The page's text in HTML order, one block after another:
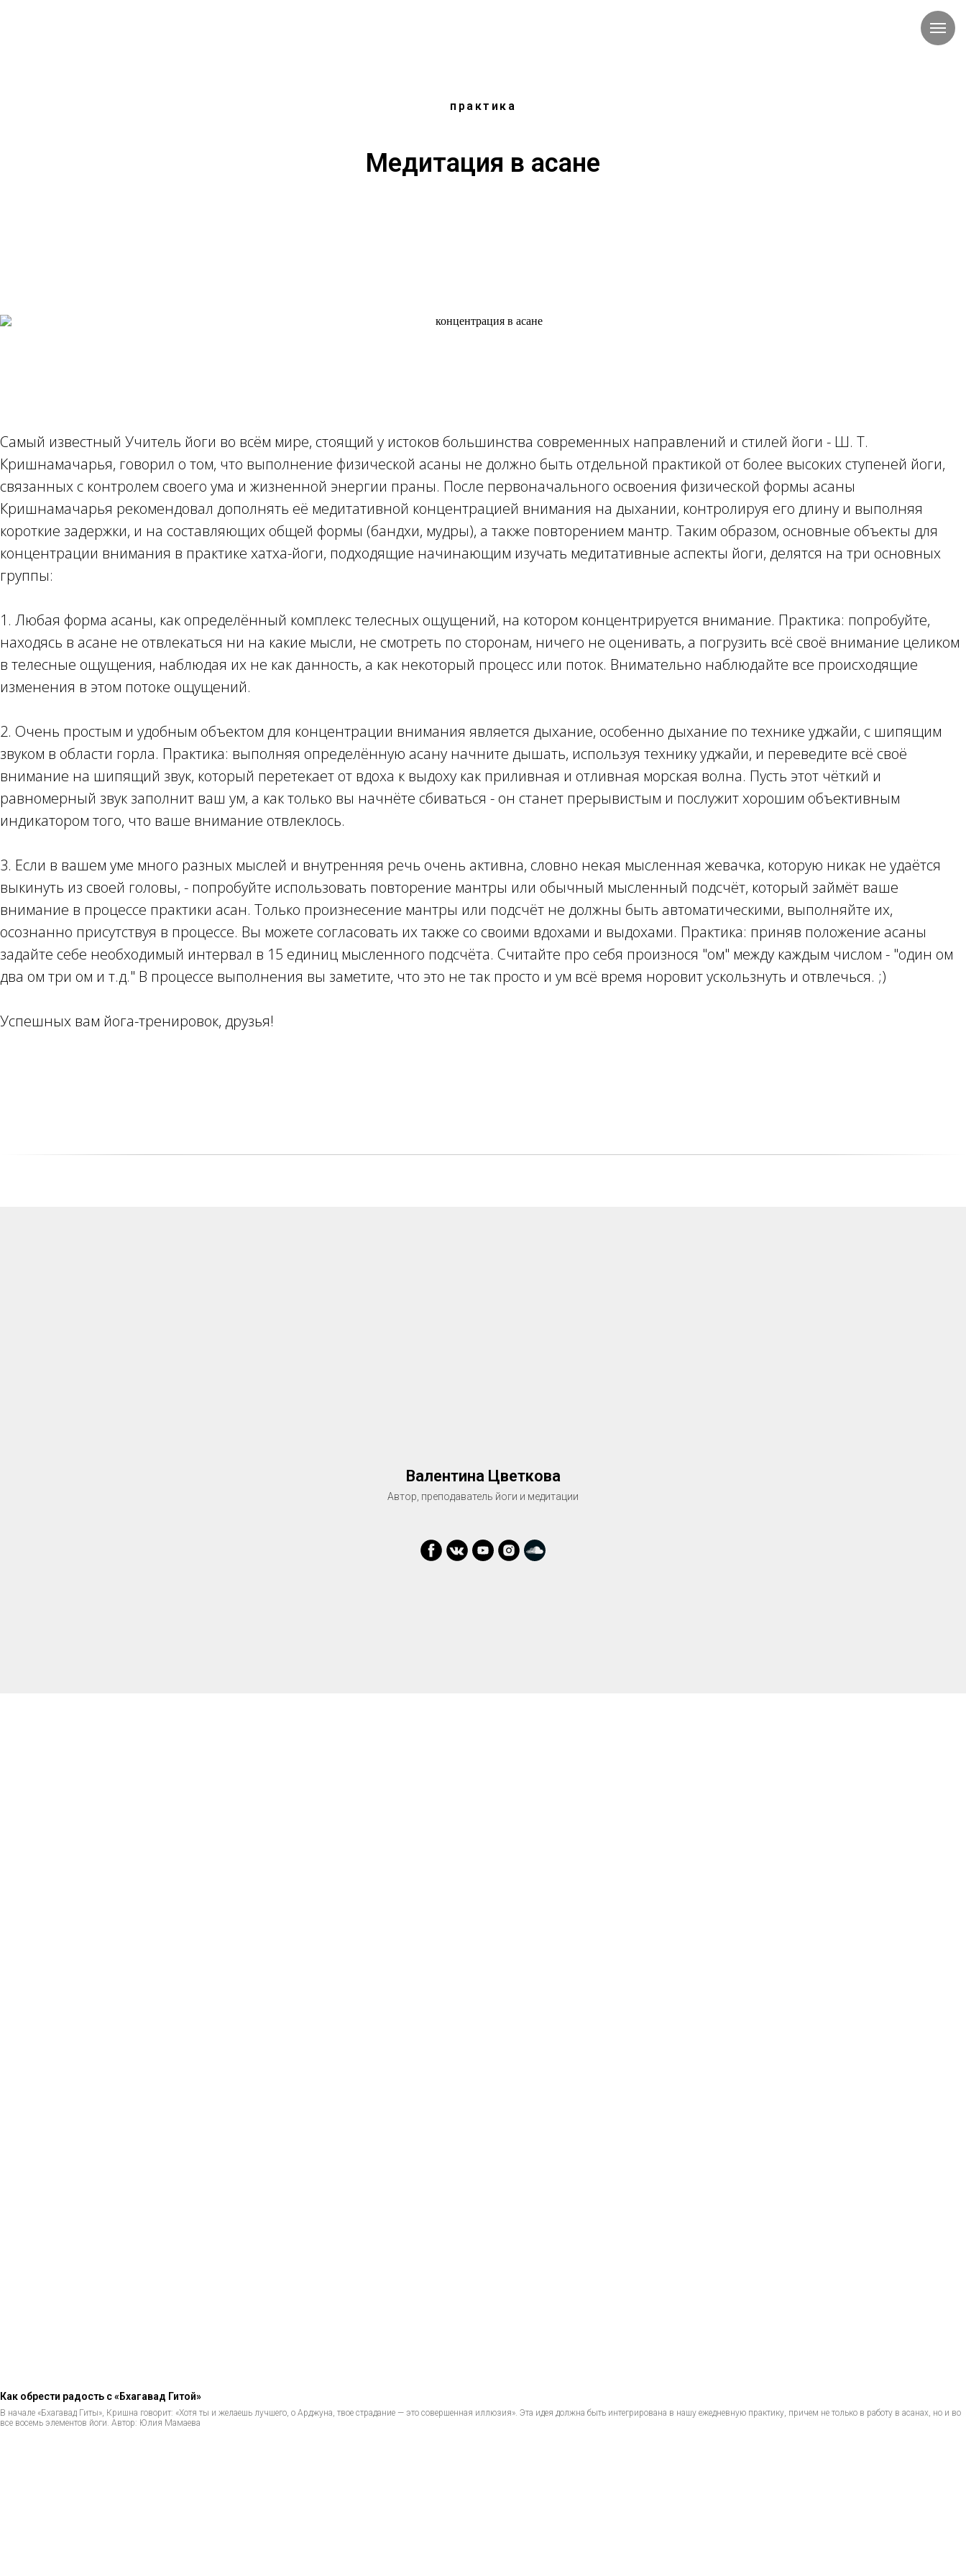
практика
Медитация в асане
Самый известный Учитель йоги во всём мире, стоящий у истоков большинства современных направлений и стилей йоги - Ш. Т.
Кришнамачарья, говорил о том, что выполнение физической асаны не должно быть отдельной практикой от более высоких ступеней йоги,
связанных с контролем своего ума и жизненной энергии праны. После первоначального освоения физической формы асаны
Кришнамачарья рекомендовал дополнять её медитативной концентрацией внимания на дыхании, контролируя его длину и выполняя
короткие задержки, и на составляющих общей формы (бандхи, мудры), а также повторением мантр. Таким образом, основные объекты для
концентрации внимания в практике хатха-йоги, подходящие начинающим изучать медитативные аспекты йоги, делятся на три основных
группы:
1. Любая форма асаны, как определённый комплекс телесных ощущений, на котором концентрируется внимание. Практика: попробуйте,
находясь в асане не отвлекаться ни на какие мысли, не смотреть по сторонам, ничего не оценивать, а погрузить всё своё внимание целиком
в телесные ощущения, наблюдая их не как данность, а как некоторый процесс или поток. Внимательно наблюдайте все происходящие
изменения в этом потоке ощущений.
2. Очень простым и удобным объектом для концентрации внимания является дыхание, особенно дыхание по технике уджайи, с шипящим
звуком в области горла. Практика: выполняя определённую асану начните дышать, используя технику уджайи, и переведите всё своё
внимание на шипящий звук, который перетекает от вдоха к выдоху как приливная и отливная морская волна. Пусть этот чёткий и
равномерный звук заполнит ваш ум, а как только вы начнёте сбиваться - он станет прерывистым и послужит хорошим объективным
индикатором того, что ваше внимание отвлеклось.
3. Если в вашем уме много разных мыслей и внутренняя речь очень активна, словно некая мысленная жевачка, которую никак не удаётся
выкинуть из своей головы, - попробуйте использовать повторение мантры или обычный мысленный подсчёт, который займёт ваше
внимание в процессе практики асан. Только произнесение мантры или подсчёт не должны быть автоматическими, выполняйте их,
осознанно присутствуя в процессе. Вы можете согласовать их также со своими вдохами и выдохами. Практика: приняв положение асаны
задайте себе необходимый интервал в 15 единиц мысленного подсчёта. Считайте про себя произнося "ом" между каждым числом - "один ом
два ом три ом и т.д." В процессе выполнения вы заметите, что это не так просто и ум всё время норовит ускользнуть и отвлечься. ;)
Успешных вам йога-тренировок, друзья!
Валентина Цветкова
Автор, преподаватель йоги и медитации
Как обрести радость с «Бхагавад Гитой»
В начале «Бхагавад Гиты», Кришна говорит: «Хотя ты и желаешь лучшего, о Арджуна, твое страдание — это совершенная иллюзия». Эта идея должна быть интегрирована в нашу ежедневную практику, причем не только в работу в асанах, но и во
все восемь элементов йоги. Автор: Юлия Мамаева